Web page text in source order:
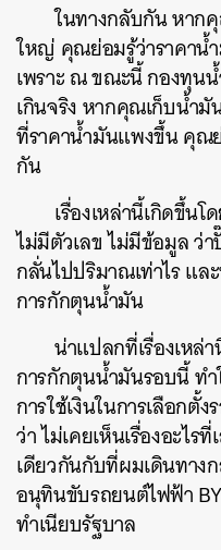
ในทางกลับกัน หาก
ใหญ่ คุณย่อมรู้ว่าราคาน้
เพราะ ณ ขณะนี้ กองทุนน้
เกินจริง หากคุณเก็บน้ำ
ที่ราคาน้ำมันแพงขึ้น คุณ
กัน
เรื่องเหล่านี้เกิดขึ้น
ไม่มีตัวเลข ไม่มีข้อมูล ว่า
กลั่นไปปริมาณเท่าไร และ
การกักตุนน้ำมัน
น่าแปลกที่เรื่องเหล่
การกักตุนน้ำมันรอบนี้ ท
การใช้เงินในการเลือก
ว่า ไม่เคยเห็นเรื่องอะไ
เดียวกันกับที่ผมเดินทา
อนุทินขับรถยนต์ไฟฟ้า
ทำเนียบรัฐบาล